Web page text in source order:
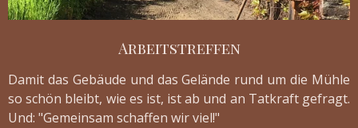
Arbeitstreffen
Damit das Gebäude und das Gelände rund um die Mühle
so schön bleibt, wie es ist, ist ab und an Tatkraft gefragt.
Und: "Gemeinsam schaffen wir viel!"